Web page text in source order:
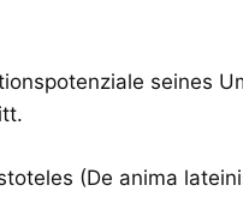
seines
(De anima